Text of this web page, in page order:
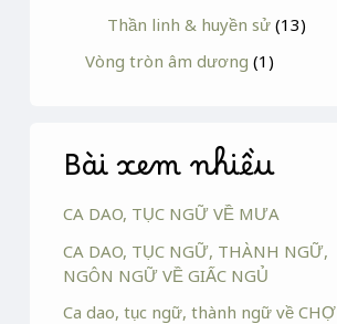
Thần linh & huyền sử (13)
Vòng tròn âm dương (1)
Bài xem nhiều
CA DAO, TỤC NGỮ VỀ MƯA
CA DAO, TỤC NGỮ, THÀNH NGỮ,
NGÔN NGỮ VỀ GIẤC NGỦ
Ca dao, tục ngữ, thành ngữ về CHỢ